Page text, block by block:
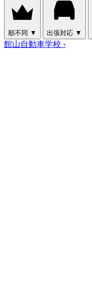
順不同 ▼ 出張対応 ▼
館山自動車学校 ›